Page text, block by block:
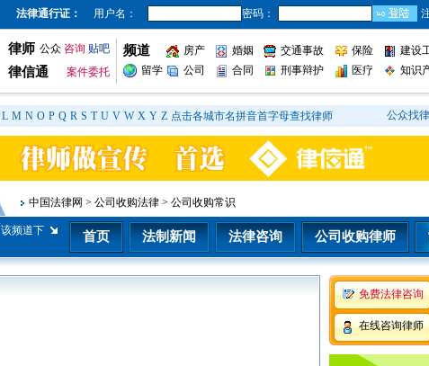
法律通行证： 用户名： 密码：
律师 公众 咨询 贴吧
律信通 案件委托
频道 房产 婚姻 交通事故 保险 建设
留学
公司 合同 刑事辩护 医疗 知识
L M N O P Q R S T U V W X Y Z 点击各城市名拼音首字母查找律师 公众找
中国法律网 > 公司收购法律 > 公司收购常识
该频道下 首页 法制新闻 法律咨询 公司收购律师
免费法律咨询
在线咨询律师